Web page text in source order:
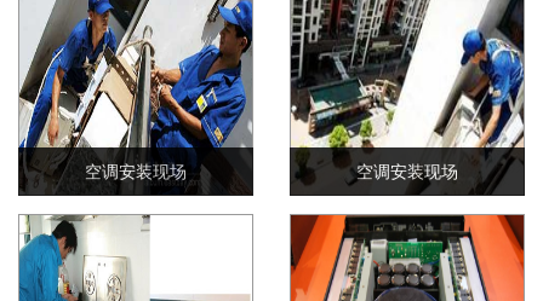
空调安装现场 空调安装现场